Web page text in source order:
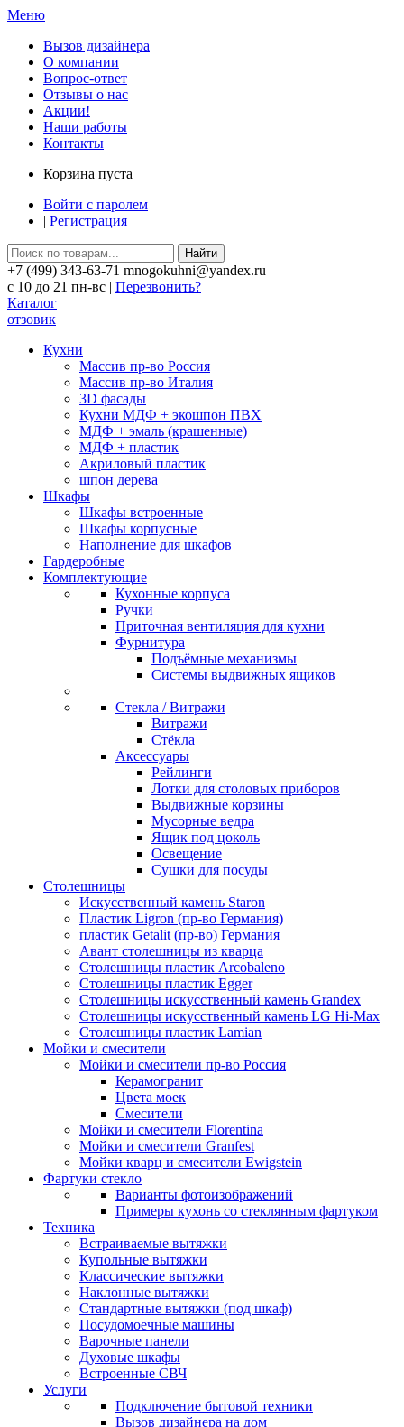
Меню
Вызов дизайнера
О компании
Вопрос-ответ
Отзывы о нас
Акции!
Наши работы
Контакты
Корзина пуста
Войти с паролем
| Регистрация
Найти
+7 (499) 343-63-71 mnogokuhni@yandex.ru
c 10 до 21 пн-вс | Перезвонить?
Каталог
отзовик
Кухни
Массив пр-во Россия
Массив пр-во Италия
3D фасады
Кухни МДФ + экошпон ПВХ
МДФ + эмаль (крашенные)
МДФ + пластик
Акриловый пластик
шпон дерева
Шкафы
Шкафы встроенные
Шкафы корпусные
Наполнение для шкафов
Гардеробные
Комплектующие
Кухонные корпуса
Ручки
Приточная вентиляция для кухни
Фурнитура
Подъёмные механизмы
Системы выдвижных ящиков
Стекла / Витражи
Витражи
Стёкла
Аксессуары
Рейлинги
Лотки для столовых приборов
Выдвижные корзины
Мусорные ведра
Ящик под цоколь
Освещение
Сушки для посуды
Столешницы
Искусственный камень Staron
Пластик Ligron (пр-во Германия)
пластик Getalit (пр-во) Германия
Авант столешницы из кварца
Столешницы пластик Arcobaleno
Столешницы пластик Egger
Столешницы искусственный камень Grandex
Столешницы искусственный камень LG Hi-Max
Столешницы пластик Lamian
Мойки и смесители
Мойки и смесители пр-во Россия
Керамогранит
Цвета моек
Смесители
Мойки и смесители Florentina
Мойки и смесители Granfest
Мойки кварц и смесители Ewigstein
Фартуки стекло
Варианты фотоизображений
Примеры кухонь со стеклянным фартуком
Техника
Встраиваемые вытяжки
Купольные вытяжки
Классические вытяжки
Наклонные вытяжки
Стандартные вытяжки (под шкаф)
Посудомоечные машины
Варочные панели
Духовые шкафы
Встроенные СВЧ
Услуги
Подключение бытовой техники
Вызов дизайнера на дом